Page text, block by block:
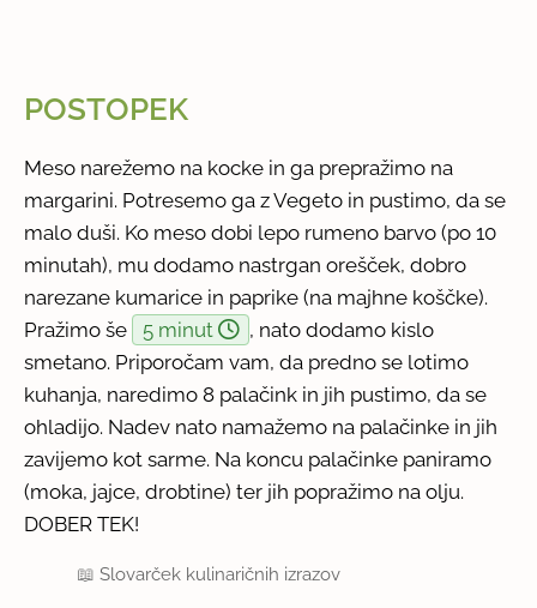
POSTOPEK
Meso narežemo na kocke in ga prepražimo na
margarini. Potresemo ga z Vegeto in pustimo, da se
malo duši. Ko meso dobi lepo rumeno barvo (po 10
minutah), mu dodamo nastrgan orešček, dobro
narezane kumarice in paprike (na majhne koščke).
Pražimo še
5 minut
, nato dodamo kislo
smetano. Priporočam vam, da predno se lotimo
kuhanja, naredimo 8 palačink in jih pustimo, da se
ohladijo. Nadev nato namažemo na palačinke in jih
zavijemo kot sarme. Na koncu palačinke paniramo
(moka, jajce, drobtine) ter jih popražimo na olju.
DOBER TEK!
📖Slovarček kulinaričnih izrazov